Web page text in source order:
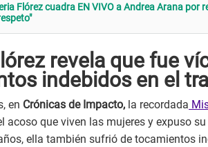
Flórez cuadra EN VIVO a Andrea Arana por
revela que fue
indebidos en el
en Crónicas de Impacto, la recordada
acoso que viven las mujeres y expuso
ella también sufrió de tocamientos